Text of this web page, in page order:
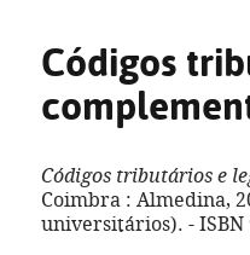
Códigos
Códigos tributários e
Coimbra : Almedina,
universitários). - ISBN